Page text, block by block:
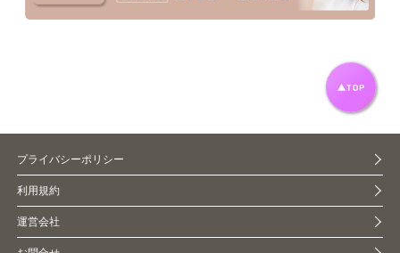
プライバシーポリシー
利用規約
運営会社